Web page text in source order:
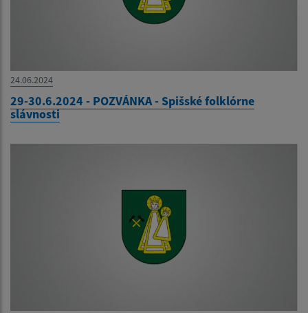
24.06.2024
29-30.6.2024 - POZVÁNKA - Spišské folklórne
slávnosti